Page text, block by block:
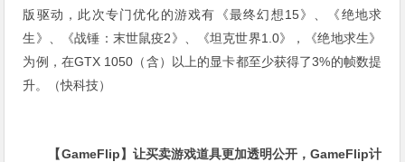
版驱动，此次专门优化的游戏有《最终幻想15》、《绝地求
生》、《战锤：末世鼠疫2》、《坦克世界1.0》，《绝地求生》
为例，在GTX 1050（含）以上的显卡都至少获得了3%的帧数提
升。（快科技）
【GameFlip】让买卖游戏道具更加透明公开，GameFlip计